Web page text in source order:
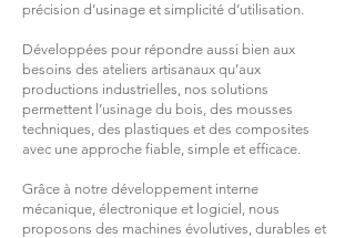
précision d’usinage et simplicité d’utilisation.
Développées pour répondre aussi bien aux
besoins des ateliers artisanaux qu’aux
productions industrielles, nos solutions
permettent l’usinage du bois, des mousses
techniques, des plastiques et des composites
avec une approche fiable, simple et efficace.
Grâce à notre développement interne
mécanique, électronique et logiciel, nous
proposons des machines évolutives, durables et